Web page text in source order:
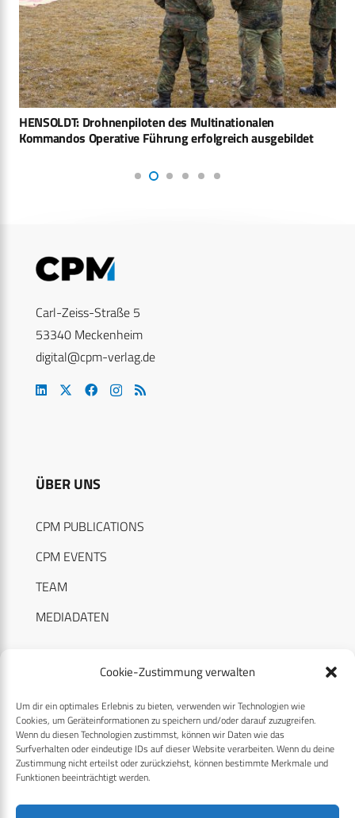
Cookie-Zustimmung verwalten
Um dir ein optimales Erlebnis zu bieten, verwenden wir Technologien wie
Cookies, um Geräteinformationen zu speichern und/oder darauf zuzugreifen.
Wenn du diesen Technologien zustimmst, können wir Daten wie das
Surfverhalten oder eindeutige IDs auf dieser Website verarbeiten. Wenn du deine
Zustimmung nicht erteilst oder zurückziehst, können bestimmte Merkmale und
Funktionen beeinträchtigt werden.
HENSOLDT: Drohnenpiloten des Multinationalen
Kommandos Operative Führung erfolgreich ausgebildet
Carl-Zeiss-Straße 5
53340 Meckenheim
digital@cpm-verlag.de
ÜBER UNS
CPM PUBLICATIONS
CPM EVENTS
TEAM
MEDIADATEN
RECHTLICHES
Datenschutzerklärung
Cookie-Richtlinie (EU)